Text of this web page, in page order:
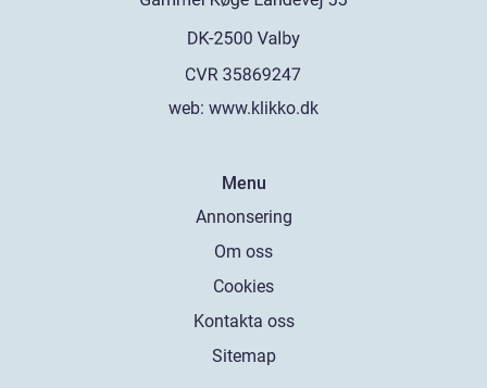
web: www.klikko.dk
Menu
Annonsering
Om oss
Cookies
Kontakta oss
Sitemap